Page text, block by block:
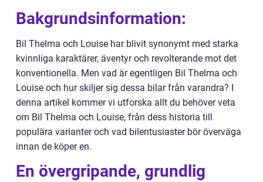
Bakgrundsinformation:
Bil Thelma och Louise har blivit synonymt med starka
kvinnliga karaktärer, äventyr och revolterande mot det
konventionella. Men vad är egentligen Bil Thelma och
Louise och hur skiljer sig dessa bilar från varandra? I
denna artikel kommer vi utforska allt du behöver veta
om Bil Thelma och Louise, från dess historia till
populära varianter och vad bilentusiaster bör överväga
innan de köper en.
En övergripande, grundlig